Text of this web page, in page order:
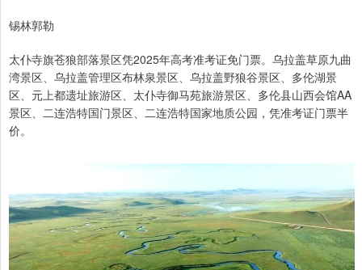
锡林郭勒
太仆寺旗苍狼部落景区凭2025年高考准考证免门票。乌拉盖草原九曲
湾景区、乌拉盖管理区布林泉景区、乌拉盖野狼谷景区、多伦湖景
区、元上都遗址旅游区、太仆寺御马苑旅游景区、多伦县山西会馆AA
景区、二连浩特国门景区、二连浩特国家地质公园，凭准考证门票半
价。